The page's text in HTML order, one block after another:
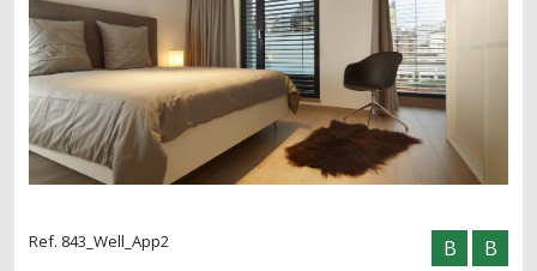
Ref. 843_Well_App2 B B